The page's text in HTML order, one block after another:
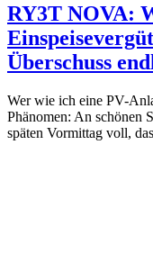
RY3T NOVA:
Überschuss
Wer wie ich eine PV-
Phänomen: An schönen
späten Vormittag voll,